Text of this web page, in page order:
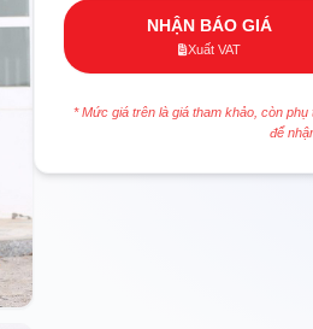
NHẬN BÁO GIÁ
Xuất VAT
* Mức giá trên là giá tham khảo, còn
để